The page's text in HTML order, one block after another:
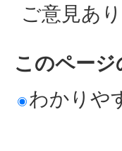
ご意見あ
このペー
わかりや